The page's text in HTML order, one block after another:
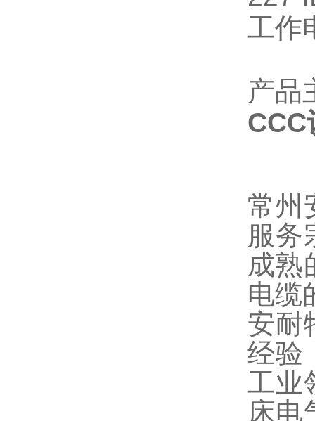
工作
产品
CCC
常州
服务
成熟
电缆
安耐
经验
工业
床电